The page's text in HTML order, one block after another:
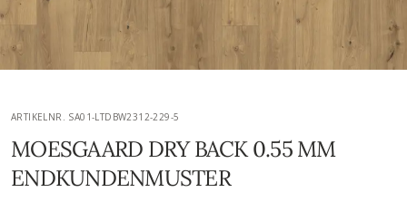
ARTIKELNR. SA01-LTDBW2312-229-5
MOESGAARD DRY BACK 0.55 MM
ENDKUNDENMUSTER